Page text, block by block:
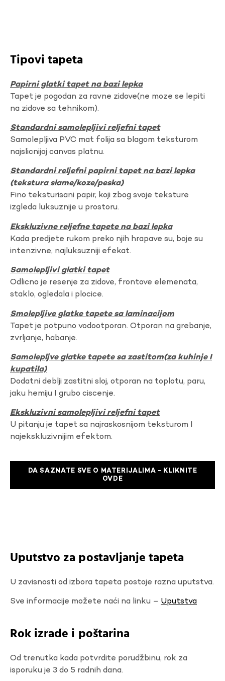
Tipovi tapeta
Papirni glatki tapet na bazi lepka
Tapet je pogodan za ravne zidove(ne moze se lepiti
na zidove sa tehnikom).
Standardni samolepljivi reljefni tapet
Samolepljiva PVC mat folija sa blagom teksturom
najslicnijoj canvas platnu.
Standardni reljefni papirni tapet na bazi lepka
(tekstura slame/koze/peska)
Fino teksturisani papir, koji zbog svoje teksture
izgleda luksuznije u prostoru.
Ekskluzivne reljefne tapete na bazi lepka
Kada predjete rukom preko njih hrapave su, boje su
intenzivne, najluksuzniji efekat.
Samolepljivi glatki tapet
Odlicno je resenje za zidove, frontove elemenata,
staklo, ogledala i plocice.
Smolepljive glatke tapete sa laminacijom
Tapet je potpuno vodootporan. Otporan na grebanje,
zvrljanje, habanje.
Samolepljve glatke tapete sa zastitom(za kuhinje I
kupatila)
Dodatni deblji zastitni sloj, otporan na toplotu, paru,
jaku hemiju I grubo ciscenje.
Ekskluzivni samolepljivi reljefni tapet
U pitanju je tapet sa najraskosnijom teksturom I
najekskluzivnijim efektom.
DA SAZNATE SVE O MATERIJALIMA - KLIKNITE
OVDE
Uputstvo za postavljanje tapeta
U zavisnosti od izbora tapeta postoje razna uputstva.
Sve informacije možete naći na linku – Uputstva
Rok izrade i poštarina
Od trenutka kada potvrdite porudžbinu, rok za
isporuku je 3 do 5 radnih dana.